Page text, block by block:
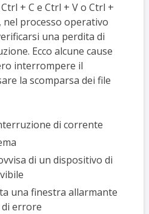
+ C e Ctrl + V o Ctrl +
nel processo operativo
una perdita di
Ecco alcune cause
interrompere il
la scomparsa dei file
di corrente
di un dispositivo di
una finestra allarmante
errore